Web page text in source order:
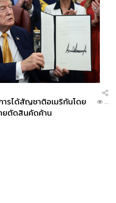
ารได้สัญชาติอเมริกันโดย
ยตัดสินคัดค้าน
...